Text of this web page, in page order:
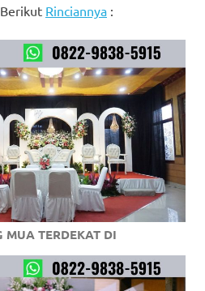
Rinciannya :
MUA TERDEKAT DI